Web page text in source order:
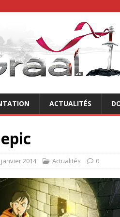
ACTUALITÉS
janvier 2014 Actualités 0